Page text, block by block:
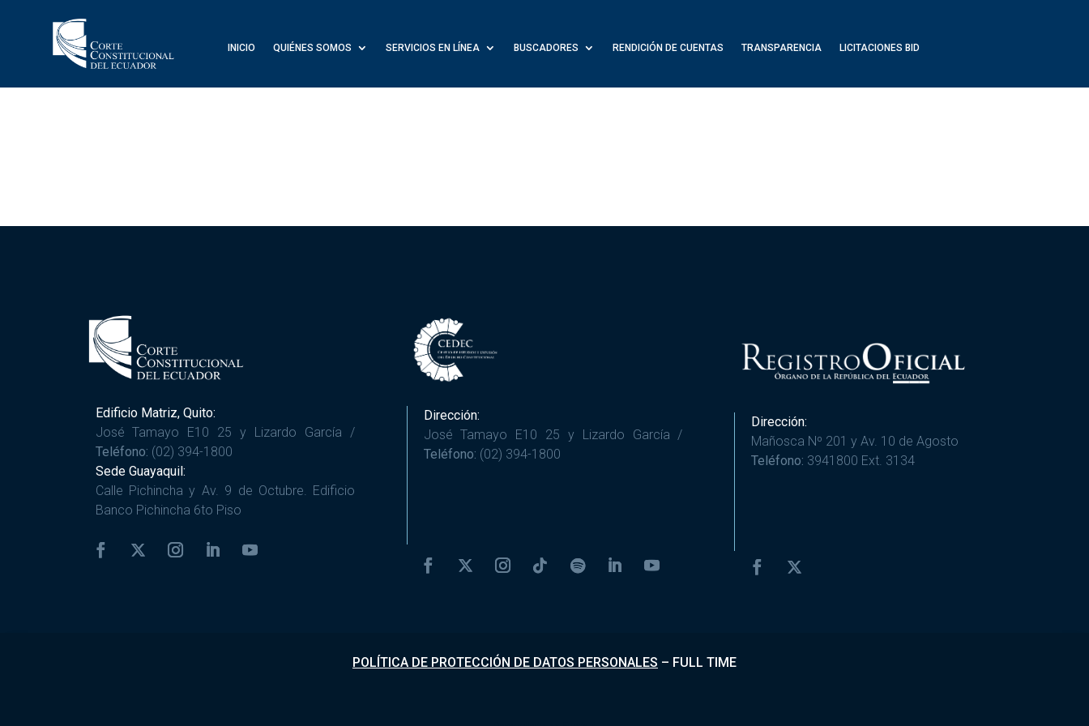
INICIO QUIÉNES SOMOS SERVICIOS EN LÍNEA BUSCADORES RENDICIÓN DE CUENTAS TRANSPARENCIA LICITACIONES BID
Edificio Matriz, Quito:
José Tamayo E10 25 y Lizardo García /
Teléfono: (02) 394-1800
Sede Guayaquil:
Calle Pichincha y Av. 9 de Octubre. Edificio
Banco Pichincha 6to Piso
Dirección:
José Tamayo E10 25 y Lizardo García /
Teléfono: (02) 394-1800
Dirección:
Mañosca Nº 201 y Av. 10 de Agosto
Teléfono: 3941800 Ext. 3134
POLÍTICA DE PROTECCIÓN DE DATOS PERSONALES – FULL TIME